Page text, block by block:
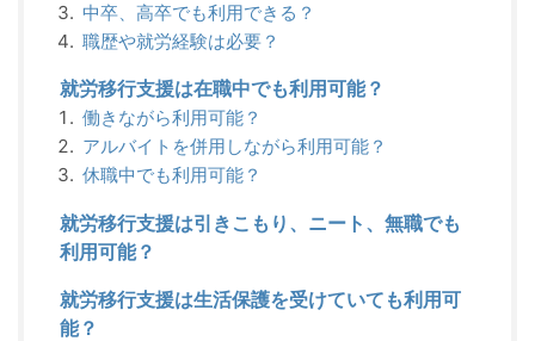
中卒、高卒でも利用できる？
職歴や就労経験は必要？
就労移行支援は在職中でも利用可能？
働きながら利用可能？
アルバイトを併用しながら利用可能？
休職中でも利用可能？
就労移行支援は引きこもり、ニート、無職でも
利用可能？
就労移行支援は生活保護を受けていても利用可
能？